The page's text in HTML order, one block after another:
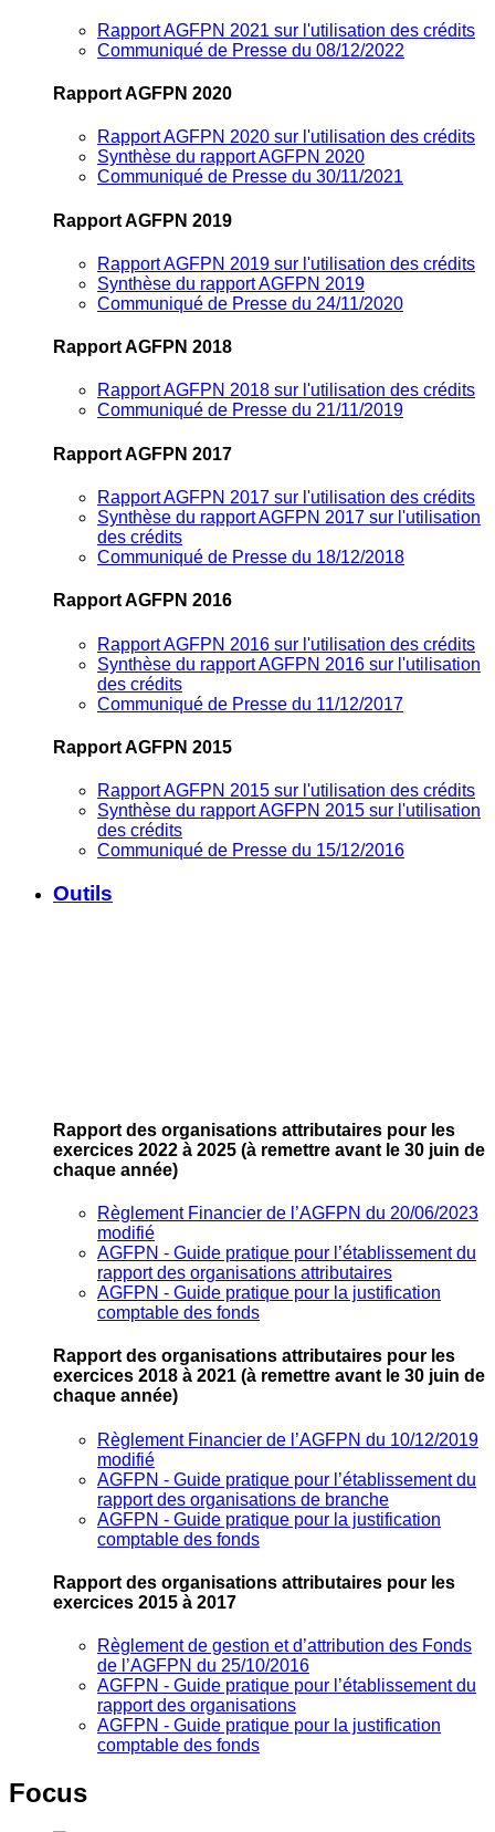
Rapport AGFPN 2021 sur l'utilisation des crédits
Communiqué de Presse du 08/12/2022
Rapport AGFPN 2020
Rapport AGFPN 2020 sur l'utilisation des crédits
Synthèse du rapport AGFPN 2020
Communiqué de Presse du 30/11/2021
Rapport AGFPN 2019
Rapport AGFPN 2019 sur l'utilisation des crédits
Synthèse du rapport AGFPN 2019
Communiqué de Presse du 24/11/2020
Rapport AGFPN 2018
Rapport AGFPN 2018 sur l'utilisation des crédits
Communiqué de Presse du 21/11/2019
Rapport AGFPN 2017
Rapport AGFPN 2017 sur l'utilisation des crédits
Synthèse du rapport AGFPN 2017 sur l'utilisation
des crédits
Communiqué de Presse du 18/12/2018
Rapport AGFPN 2016
Rapport AGFPN 2016 sur l'utilisation des crédits
Synthèse du rapport AGFPN 2016 sur l'utilisation
des crédits
Communiqué de Presse du 11/12/2017
Rapport AGFPN 2015
Rapport AGFPN 2015 sur l'utilisation des crédits
Synthèse du rapport AGFPN 2015 sur l'utilisation
des crédits
Communiqué de Presse du 15/12/2016
Outils
Rapport des organisations attributaires pour les
exercices 2022 à 2025 (à remettre avant le 30 juin de
chaque année)
Règlement Financier de l’AGFPN du 20/06/2023
modifié
AGFPN ‐ Guide pratique pour l’établissement du
rapport des organisations attributaires
AGFPN ‐ Guide pratique pour la justification
comptable des fonds
Rapport des organisations attributaires pour les
exercices 2018 à 2021 (à remettre avant le 30 juin de
chaque année)
Règlement Financier de l’AGFPN du 10/12/2019
modifié
AGFPN ‐ Guide pratique pour l’établissement du
rapport des organisations de branche
AGFPN ‐ Guide pratique pour la justification
comptable des fonds
Rapport des organisations attributaires pour les
exercices 2015 à 2017
Règlement de gestion et d’attribution des Fonds
de l’AGFPN du 25/10/2016
AGFPN ‐ Guide pratique pour l’établissement du
rapport des organisations
AGFPN ‐ Guide pratique pour la justification
comptable des fonds
Focus